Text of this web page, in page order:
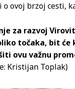
o ovoj brzoj cesti,
za razvoj
točaka, bit će
ovu važnu
Kristijan Toplak)